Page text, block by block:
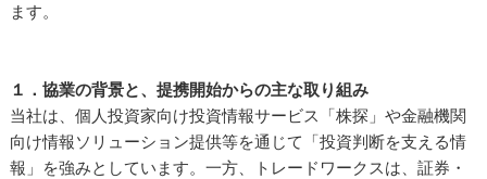
ます。
１．協業の背景と、提携開始からの主な取り組み
当社は、個人投資家向け投資情報サービス「株探」や金融機関
向け情報ソリューション提供等を通じて「投資判断を支える情
報」を強みとしています。一方、トレードワークスは、証券・